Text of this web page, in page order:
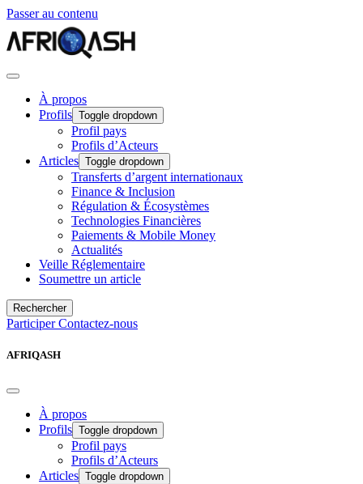
Passer au contenu
À propos
Profils Toggle dropdown
Profil pays
Profils d’Acteurs
Articles Toggle dropdown
Transferts d’argent internationaux
Finance & Inclusion
Régulation & Écosystèmes
Technologies Financières
Paiements & Mobile Money
Actualités
Veille Réglementaire
Soumettre un article
Rechercher
ParticiperContactez-nous
AFRIQASH
À propos
Profils Toggle dropdown
Profil pays
Profils d’Acteurs
Articles Toggle dropdown